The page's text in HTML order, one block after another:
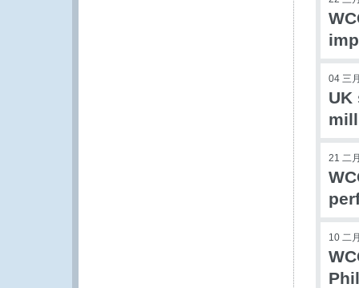
04 三
UK
21 二
10 二